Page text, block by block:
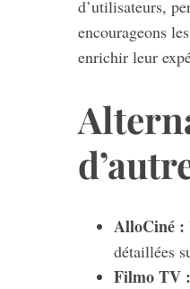
d’utilisateurs,
encourageons
enrichir leur
AlloCiné :
détaillées
Filmo TV :